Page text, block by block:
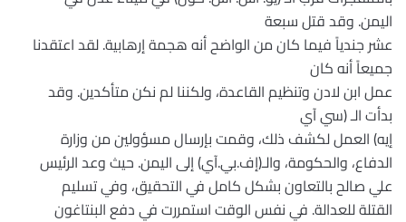
اليمن. وقد قتل سبعة
عشر جندياً فيما كان من الواضح أنه هجمة إرهابية. لقد اعتقدنا
جميعاً أنه كان
عمل ابن لادن وتنظيم القاعدة، ولكننا لم نكن متأكدين. وقد
بدأت الـ (سي آي
إيه) العمل لكشف ذلك، وقمت بإرسال مسؤولين من وزارة
الدفاع، والحكومة، والـ(إف.بي.آي) إلى اليمن. حيث وعد الرئيس
علي صالح بالتعاون بشكل كامل في التحقيق، وفي تسليم
القتلة للعدالة. في نفس الوقت استمررت في دفع البنتاغون